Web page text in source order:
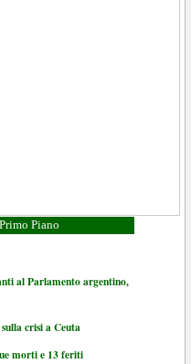
Primo Piano
al Parlamento argentino,
crisi a Ceuta
morti e 13 feriti